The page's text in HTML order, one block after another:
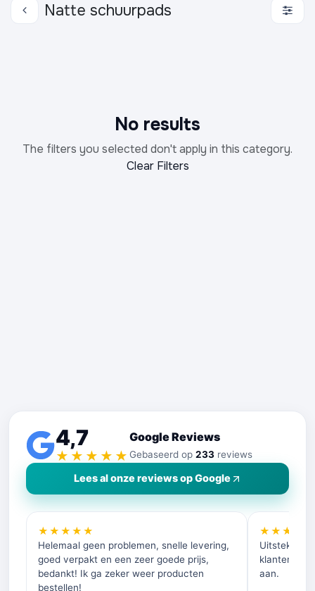
Natte schuurpads
No results
The filters you selected don't apply in this category.
Clear Filters
4,7
★★★★★
Google Reviews
Gebaseerd op 233 reviews
Lees al onze reviews op Google
★★★★★
Helemaal geen problemen, snelle levering,
goed verpakt en een zeer goede prijs,
bedankt! Ik ga zeker weer producten
bestellen!
★★★★★
aan.